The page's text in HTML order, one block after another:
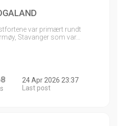
var primært rundt
Stavanger som var…
24 Apr 2026 23:37
Last post